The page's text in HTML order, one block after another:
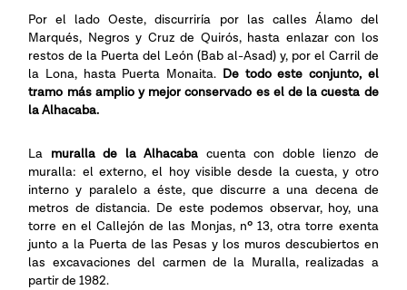
Por el lado Oeste, discurriría por las calles Álamo del
Marqués, Negros y Cruz de Quirós, hasta enlazar con los
restos de la Puerta del León (Bab al-Asad) y, por el Carril de
la Lona, hasta Puerta Monaita. De todo este conjunto, el
tramo más amplio y mejor conservado es el de la cuesta de
la Alhacaba.
La muralla de la Alhacaba cuenta con doble lienzo de
muralla: el externo, el hoy visible desde la cuesta, y otro
interno y paralelo a éste, que discurre a una decena de
metros de distancia. De este podemos observar, hoy, una
torre en el Callejón de las Monjas, nº 13, otra torre exenta
junto a la Puerta de las Pesas y los muros descubiertos en
las excavaciones del carmen de la Muralla, realizadas a
partir de 1982.